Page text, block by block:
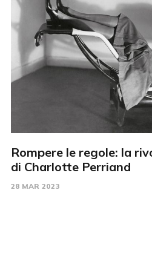
Rompere le regole: la
di Charlotte Perriand
28 MAR 2023